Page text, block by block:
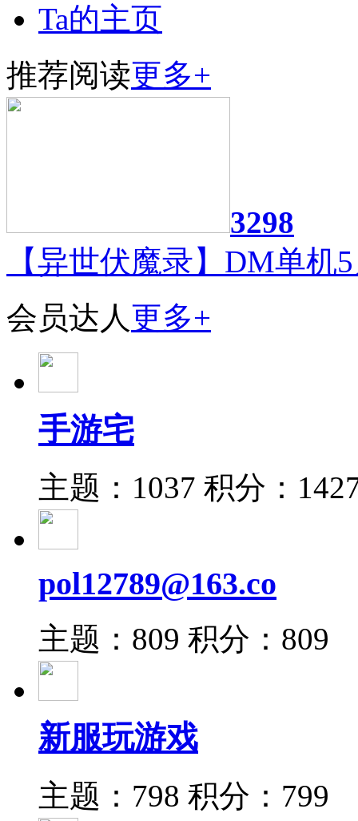
Ta的主页
推荐阅读更多+
3298
【异世伏魔录】DM单机
会员达人更多+
手游宅
主题：1037 积分：
pol12789@163.co
主题：809 积分：809
新服玩游戏
主题：798 积分：799